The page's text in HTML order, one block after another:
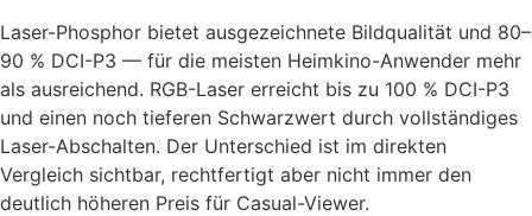
Laser-Phosphor bietet ausgezeichnete Bildqualität und 80–
90 % DCI-P3 — für die meisten Heimkino-Anwender mehr
als ausreichend. RGB-Laser erreicht bis zu 100 % DCI-P3
und einen noch tieferen Schwarzwert durch vollständiges
Laser-Abschalten. Der Unterschied ist im direkten
Vergleich sichtbar, rechtfertigt aber nicht immer den
deutlich höheren Preis für Casual-Viewer.